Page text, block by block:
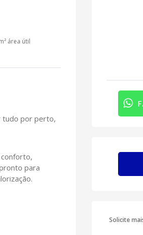
área útil
tudo por perto,
para
Solicite